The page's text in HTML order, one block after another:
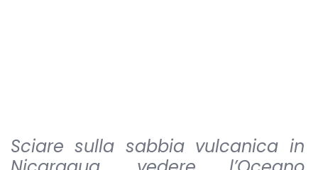
Sciare sulla sabbia vulcanica in